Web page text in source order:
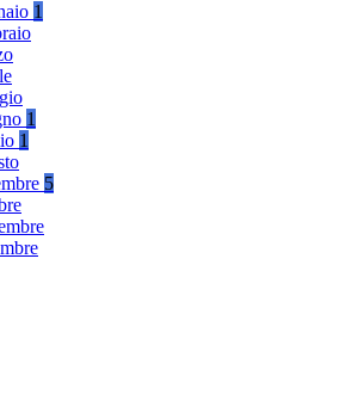
1
1
1
5